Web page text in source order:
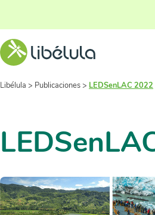
Libélula > Publicaciones> LEDSenLAC 2022